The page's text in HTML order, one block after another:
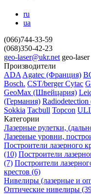
ru
ua
(066)744-33-59
(068)350-42-23
geo-laser@ukr.net geo-laser
Производители
ADA Agatec (Франция)
Вosch. CST/bergerCytac
GeoMax (Швейцария)
(Германия)
Sokkia Tacbull Topcon
Категории
Лазерные рулетки,
Лазерные уровни,
Построители лазерного
(10) Построители
(7) Построители
крестов (6)
Нивелиры (лазерные и
Оптические нивелиры